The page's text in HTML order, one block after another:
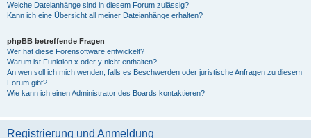
Welche Dateianhänge sind in diesem Forum zulässig?
Kann ich eine Übersicht all meiner Dateianhänge erhalten?
phpBB betreffende Fragen
Wer hat diese Forensoftware entwickelt?
Warum ist Funktion x oder y nicht enthalten?
An wen soll ich mich wenden, falls es Beschwerden oder juristische Anfragen zu diesem
Forum gibt?
Wie kann ich einen Administrator des Boards kontaktieren?
Registrierung und Anmeldung